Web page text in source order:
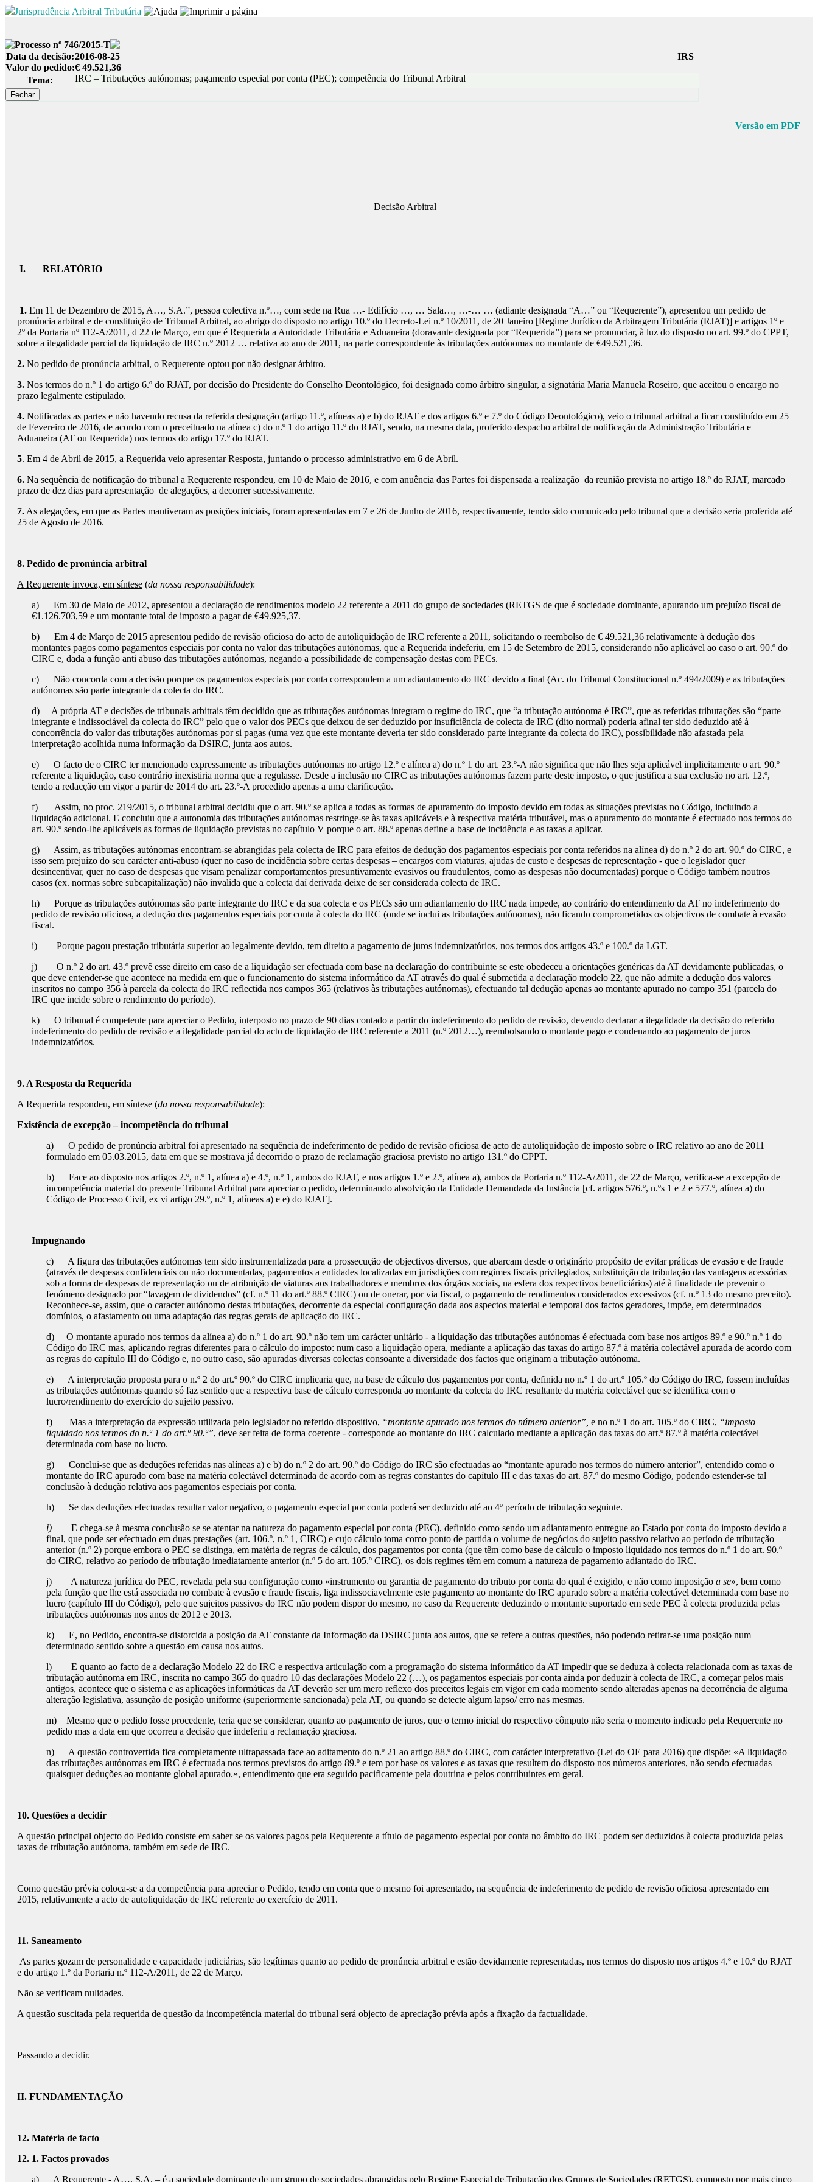
Jurisprudência Arbitral Tributária
Processo nº 746/2015-T
Data da decisão:2016-08-25
IRS
Valor do pedido:€ 49.521,36
Tema:
IRC – Tributações autónomas; pagamento especial por conta (PEC); competência do Tribunal Arbitral
Versão em PDF
Decisão Arbitral
I. RELATÓRIO
1. Em 11 de Dezembro de 2015, A…, S.A.”, pessoa colectiva n.º…, com sede na Rua …- Edifício …, … Sala…, …-… … (adiante designada “A…” ou “Requerente”), apresentou um pedido de
pronúncia arbitral e de constituição de Tribunal Arbitral, ao abrigo do disposto no artigo 10.º do Decreto-Lei n.º 10/2011, de 20 Janeiro [Regime Jurídico da Arbitragem Tributária (RJAT)] e artigos 1º e
2º da Portaria nº 112-A/2011, d 22 de Março, em que é Requerida a Autoridade Tributária e Aduaneira (doravante designada por “Requerida”) para se pronunciar, à luz do disposto no art. 99.º do CPPT,
sobre a ilegalidade parcial da liquidação de IRC n.º 2012 … relativa ao ano de 2011, na parte correspondente às tributações autónomas no montante de €49.521,36.
2. No pedido de pronúncia arbitral, o Requerente optou por não designar árbitro.
3. Nos termos do n.º 1 do artigo 6.º do RJAT, por decisão do Presidente do Conselho Deontológico, foi designada como árbitro singular, a signatária Maria Manuela Roseiro, que aceitou o encargo no
prazo legalmente estipulado.
4. Notificadas as partes e não havendo recusa da referida designação (artigo 11.º, alíneas a) e b) do RJAT e dos artigos 6.º e 7.º do Código Deontológico), veio o tribunal arbitral a ficar constituído em 25
de Fevereiro de 2016, de acordo com o preceituado na alínea c) do n.º 1 do artigo 11.º do RJAT, sendo, na mesma data, proferido despacho arbitral de notificação da Administração Tributária e
Aduaneira (AT ou Requerida) nos termos do artigo 17.º do RJAT.
5. Em 4 de Abril de 2015, a Requerida veio apresentar Resposta, juntando o processo administrativo em 6 de Abril.
6. Na sequência de notificação do tribunal a Requerente respondeu, em 10 de Maio de 2016, e com anuência das Partes foi dispensada a realização da reunião prevista no artigo 18.º do RJAT, marcado
prazo de dez dias para apresentação de alegações, a decorrer sucessivamente.
7. As alegações, em que as Partes mantiveram as posições iniciais, foram apresentadas em 7 e 26 de Junho de 2016, respectivamente, tendo sido comunicado pelo tribunal que a decisão seria proferida até
25 de Agosto de 2016.
8. Pedido de pronúncia arbitral
A Requerente invoca, em síntese (da nossa responsabilidade):
a) Em 30 de Maio de 2012, apresentou a declaração de rendimentos modelo 22 referente a 2011 do grupo de sociedades (RETGS de que é sociedade dominante, apurando um prejuízo fiscal de
€1.126.703,59 e um montante total de imposto a pagar de €49.925,37.
b) Em 4 de Março de 2015 apresentou pedido de revisão oficiosa do acto de autoliquidação de IRC referente a 2011, solicitando o reembolso de € 49.521,36 relativamente à dedução dos
montantes pagos como pagamentos especiais por conta no valor das tributações autónomas, que a Requerida indeferiu, em 15 de Setembro de 2015, considerando não aplicável ao caso o art. 90.º do
CIRC e, dada a função anti abuso das tributações autónomas, negando a possibilidade de compensação destas com PECs.
c) Não concorda com a decisão porque os pagamentos especiais por conta correspondem a um adiantamento do IRC devido a final (Ac. do Tribunal Constitucional n.º 494/2009) e as tributações
autónomas são parte integrante da colecta do IRC.
d) A própria AT e decisões de tribunais arbitrais têm decidido que as tributações autónomas integram o regime do IRC, que “a tributação autónoma é IRC”, que as referidas tributações são “parte
integrante e indissociável da colecta do IRC” pelo que o valor dos PECs que deixou de ser deduzido por insuficiência de colecta de IRC (dito normal) poderia afinal ter sido deduzido até à
concorrência do valor das tributações autónomas por si pagas (uma vez que este montante deveria ter sido considerado parte integrante da colecta do IRC), possibilidade não afastada pela
interpretação acolhida numa informação da DSIRC, junta aos autos.
e) O facto de o CIRC ter mencionado expressamente as tributações autónomas no artigo 12.º e alínea a) do n.º 1 do art. 23.º-A não significa que não lhes seja aplicável implicitamente o art. 90.º
referente a liquidação, caso contrário inexistiria norma que a regulasse. Desde a inclusão no CIRC as tributações autónomas fazem parte deste imposto, o que justifica a sua exclusão no art. 12.º,
tendo a redacção em vigor a partir de 2014 do art. 23.º-A procedido apenas a uma clarificação.
f) Assim, no proc. 219/2015, o tribunal arbitral decidiu que o art. 90.º se aplica a todas as formas de apuramento do imposto devido em todas as situações previstas no Código, incluindo a
liquidação adicional. E concluiu que a autonomia das tributações autónomas restringe-se às taxas aplicáveis e à respectiva matéria tributável, mas o apuramento do montante é efectuado nos termos do
art. 90.º sendo-lhe aplicáveis as formas de liquidação previstas no capítulo V porque o art. 88.º apenas define a base de incidência e as taxas a aplicar.
g) Assim, as tributações autónomas encontram-se abrangidas pela colecta de IRC para efeitos de dedução dos pagamentos especiais por conta referidos na alínea d) do n.º 2 do art. 90.º do CIRC, e
isso sem prejuízo do seu carácter anti-abuso (quer no caso de incidência sobre certas despesas – encargos com viaturas, ajudas de custo e despesas de representação - que o legislador quer
desincentivar, quer no caso de despesas que visam penalizar comportamentos presuntivamente evasivos ou fraudulentos, como as despesas não documentadas) porque o Código também noutros
casos (ex. normas sobre subcapitalização) não invalida que a colecta daí derivada deixe de ser considerada colecta de IRC.
h) Porque as tributações autónomas são parte integrante do IRC e da sua colecta e os PECs são um adiantamento do IRC nada impede, ao contrário do entendimento da AT no indeferimento do
pedido de revisão oficiosa, a dedução dos pagamentos especiais por conta à colecta do IRC (onde se inclui as tributações autónomas), não ficando comprometidos os objectivos de combate à evasão
fiscal.
i) Porque pagou prestação tributária superior ao legalmente devido, tem direito a pagamento de juros indemnizatórios, nos termos dos artigos 43.º e 100.º da LGT.
j) O n.º 2 do art. 43.º prevê esse direito em caso de a liquidação ser efectuada com base na declaração do contribuinte se este obedeceu a orientações genéricas da AT devidamente publicadas, o
que deve entender-se que acontece na medida em que o funcionamento do sistema informático da AT através do qual é submetida a declaração modelo 22, que não admite a dedução dos valores
inscritos no campo 356 à parcela da colecta do IRC reflectida nos campos 365 (relativos às tributações autónomas), efectuando tal dedução apenas ao montante apurado no campo 351 (parcela do
IRC que incide sobre o rendimento do período).
k) O tribunal é competente para apreciar o Pedido, interposto no prazo de 90 dias contado a partir do indeferimento do pedido de revisão, devendo declarar a ilegalidade da decisão do referido
indeferimento do pedido de revisão e a ilegalidade parcial do acto de liquidação de IRC referente a 2011 (n.º 2012…), reembolsando o montante pago e condenando ao pagamento de juros
indemnizatórios.
9. A Resposta da Requerida
A Requerida respondeu, em síntese (da nossa responsabilidade):
Existência de excepção – incompetência do tribunal
a) O pedido de pronúncia arbitral foi apresentado na sequência de indeferimento de pedido de revisão oficiosa de acto de autoliquidação de imposto sobre o IRC relativo ao ano de 2011
formulado em 05.03.2015, data em que se mostrava já decorrido o prazo de reclamação graciosa previsto no artigo 131.º do CPPT.
b) Face ao disposto nos artigos 2.º, n.º 1, alínea a) e 4.º, n.º 1, ambos do RJAT, e nos artigos 1.º e 2.º, alínea a), ambos da Portaria n.º 112-A/2011, de 22 de Março, verifica-se a excepção de
incompetência material do presente Tribunal Arbitral para apreciar o pedido, determinando absolvição da Entidade Demandada da Instância [cf. artigos 576.º, n.ºs 1 e 2 e 577.º, alínea a) do
Código de Processo Civil, ex vi artigo 29.º, n.º 1, alíneas a) e e) do RJAT].
Impugnando
c) A figura das tributações autónomas tem sido instrumentalizada para a prossecução de objectivos diversos, que abarcam desde o originário propósito de evitar práticas de evasão e de fraude
(através de despesas confidenciais ou não documentadas, pagamentos a entidades localizadas em jurisdições com regimes fiscais privilegiados, substituição da tributação das vantagens acessórias
sob a forma de despesas de representação ou de atribuição de viaturas aos trabalhadores e membros dos órgãos sociais, na esfera dos respectivos beneficiários) até à finalidade de prevenir o
fenómeno designado por “lavagem de dividendos” (cf. n.º 11 do art.º 88.º CIRC) ou de onerar, por via fiscal, o pagamento de rendimentos considerados excessivos (cf. n.º 13 do mesmo preceito).
Reconhece-se, assim, que o caracter autónomo destas tributações, decorrente da especial configuração dada aos aspectos material e temporal dos factos geradores, impõe, em determinados
domínios, o afastamento ou uma adaptação das regras gerais de aplicação do IRC.
d) O montante apurado nos termos da alínea a) do n.º 1 do art. 90.º não tem um carácter unitário - a liquidação das tributações autónomas é efectuada com base nos artigos 89.º e 90.º n.º 1 do
Código do IRC mas, aplicando regras diferentes para o cálculo do imposto: num caso a liquidação opera, mediante a aplicação das taxas do artigo 87.º à matéria colectável apurada de acordo com
as regras do capítulo III do Código e, no outro caso, são apuradas diversas colectas consoante a diversidade dos factos que originam a tributação autónoma.
e) A interpretação proposta para o n.º 2 do art.º 90.º do CIRC implicaria que, na base de cálculo dos pagamentos por conta, definida no n.º 1 do art.º 105.º do Código do IRC, fossem incluídas
as tributações autónomas quando só faz sentido que a respectiva base de cálculo corresponda ao montante da colecta do IRC resultante da matéria colectável que se identifica com o
lucro/rendimento do exercício do sujeito passivo.
f) Mas a interpretação da expressão utilizada pelo legislador no referido dispositivo, “montante apurado nos termos do número anterior”, e no n.º 1 do art. 105.º do CIRC, “imposto
liquidado nos termos do n.º 1 do art.º 90.º”, deve ser feita de forma coerente - corresponde ao montante do IRC calculado mediante a aplicação das taxas do art.º 87.º à matéria colectável
determinada com base no lucro.
g) Conclui-se que as deduções referidas nas alíneas a) e b) do n.º 2 do art. 90.º do Código do IRC são efectuadas ao “montante apurado nos termos do número anterior”, entendido como o
montante do IRC apurado com base na matéria colectável determinada de acordo com as regras constantes do capítulo III e das taxas do art. 87.º do mesmo Código, podendo estender-se tal
conclusão à dedução relativa aos pagamentos especiais por conta.
h) Se das deduções efectuadas resultar valor negativo, o pagamento especial por conta poderá ser deduzido até ao 4º período de tributação seguinte.
i) E chega-se à mesma conclusão se se atentar na natureza do pagamento especial por conta (PEC), definido como sendo um adiantamento entregue ao Estado por conta do imposto devido a
final, que pode ser efectuado em duas prestações (art. 106.º, n.º 1, CIRC) e cujo cálculo toma como ponto de partida o volume de negócios do sujeito passivo relativo ao período de tributação
anterior (n.º 2) porque embora o PEC se distinga, em matéria de regras de cálculo, dos pagamentos por conta (que têm como base de cálculo o imposto liquidado nos termos do n.º 1 do art. 90.º
do CIRC, relativo ao período de tributação imediatamente anterior (n.º 5 do art. 105.º CIRC), os dois regimes têm em comum a natureza de pagamento adiantado do IRC.
j) A natureza jurídica do PEC, revelada pela sua configuração como «instrumento ou garantia de pagamento do tributo por conta do qual é exigido, e não como imposição a se», bem como
pela função que lhe está associada no combate à evasão e fraude fiscais, liga indissociavelmente este pagamento ao montante do IRC apurado sobre a matéria colectável determinada com base no
lucro (capítulo III do Código), pelo que sujeitos passivos do IRC não podem dispor do mesmo, no caso da Requerente deduzindo o montante suportado em sede PEC à colecta produzida pelas
tributações autónomas nos anos de 2012 e 2013.
k) E, no Pedido, encontra-se distorcida a posição da AT constante da Informação da DSIRC junta aos autos, que se refere a outras questões, não podendo retirar-se uma posição num
determinado sentido sobre a questão em causa nos autos.
l) E quanto ao facto de a declaração Modelo 22 do IRC e respectiva articulação com a programação do sistema informático da AT impedir que se deduza à colecta relacionada com as taxas de
tributação autónoma em IRC, inscrita no campo 365 do quadro 10 das declarações Modelo 22 (…), os pagamentos especiais por conta ainda por deduzir à colecta de IRC, a começar pelos mais
antigos, acontece que o sistema e as aplicações informáticas da AT deverão ser um mero reflexo dos preceitos legais em vigor em cada momento sendo alteradas apenas na decorrência de alguma
alteração legislativa, assunção de posição uniforme (superiormente sancionada) pela AT, ou quando se detecte algum lapso/ erro nas mesmas.
m) Mesmo que o pedido fosse procedente, teria que se considerar, quanto ao pagamento de juros, que o termo inicial do respectivo cômputo não seria o momento indicado pela Requerente no
pedido mas a data em que ocorreu a decisão que indeferiu a reclamação graciosa.
n) A questão controvertida fica completamente ultrapassada face ao aditamento do n.º 21 ao artigo 88.º do CIRC, com carácter interpretativo (Lei do OE para 2016) que dispõe: «A liquidação
das tributações autónomas em IRC é efectuada nos termos previstos do artigo 89.º e tem por base os valores e as taxas que resultem do disposto nos números anteriores, não sendo efectuadas
quaisquer deduções ao montante global apurado.», entendimento que era seguido pacificamente pela doutrina e pelos contribuintes em geral.
10. Questões a decidir
A questão principal objecto do Pedido consiste em saber se os valores pagos pela Requerente a título de pagamento especial por conta no âmbito do IRC podem ser deduzidos à colecta produzida pelas
taxas de tributação autónoma, também em sede de IRC.
Como questão prévia coloca-se a da competência para apreciar o Pedido, tendo em conta que o mesmo foi apresentado, na sequência de indeferimento de pedido de revisão oficiosa apresentado em
2015, relativamente a acto de autoliquidação de IRC referente ao exercício de 2011.
11. Saneamento
As partes gozam de personalidade e capacidade judiciárias, são legítimas quanto ao pedido de pronúncia arbitral e estão devidamente representadas, nos termos do disposto nos artigos 4.º e 10.º do RJAT
e do artigo 1.º da Portaria n.º 112-A/2011, de 22 de Março.
Não se verificam nulidades.
A questão suscitada pela requerida de questão da incompetência material do tribunal será objecto de apreciação prévia após a fixação da factualidade.
Passando a decidir.
II. FUNDAMENTAÇÃO
12. Matéria de facto
12. 1. Factos provados
a) A Requerente - A…, S.A. – é a sociedade dominante de um grupo de sociedades abrangidas pelo Regime Especial de Tributação dos Grupos de Sociedades (RETGS), composto por mais cinco